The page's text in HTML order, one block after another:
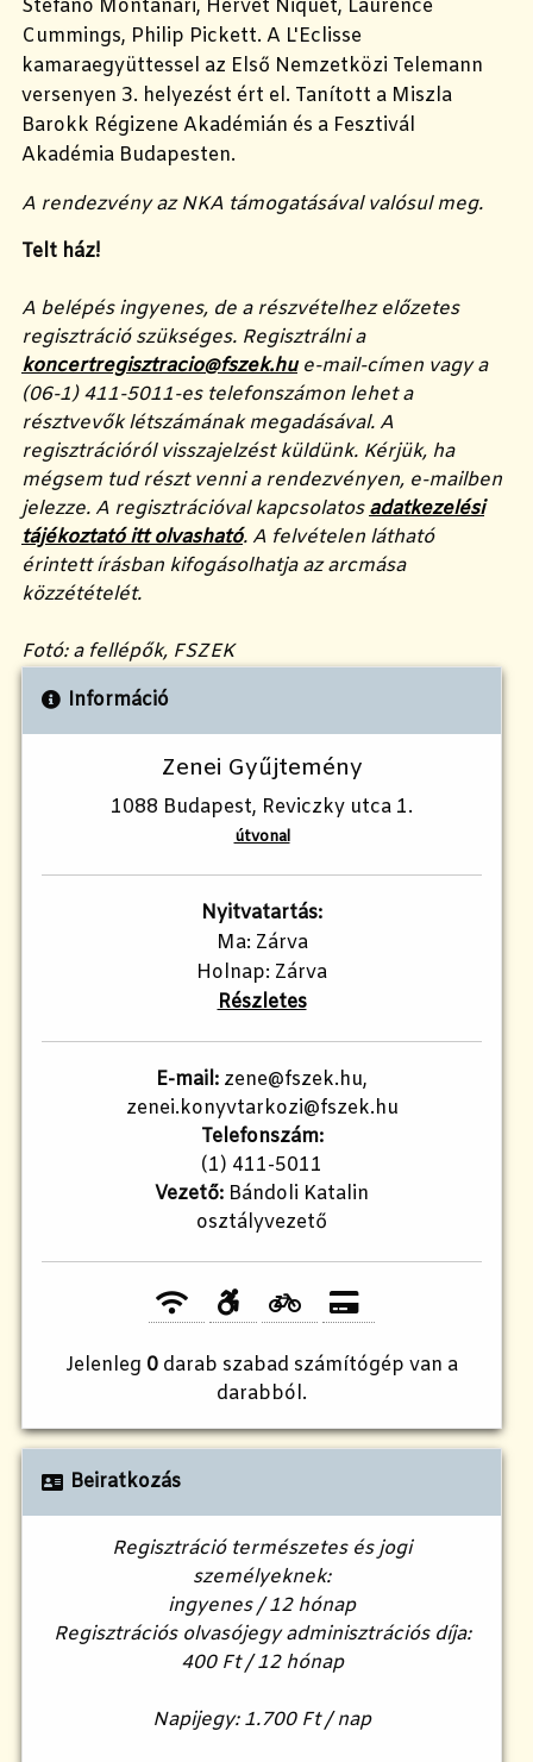
Stefano Montanari, Hervét Niquet, Laurence
Cummings, Philip Pickett. A L'Eclisse
kamaraegyüttessel az Első Nemzetközi Telemann
versenyen 3. helyezést ért el. Tanított a Miszla
Barokk Régizene Akadémián és a Fesztivál
Akadémia Budapesten.
A rendezvény az NKA támogatásával valósul meg.
Telt ház!
A belépés ingyenes, de a részvételhez előzetes
regisztráció szükséges. Regisztrálni a
koncertregisztracio@fszek.hue-mail-címen vagy a
(06-1) 411-5011-es telefonszámon lehet a
résztvevők létszámának megadásával. A
regisztrációról visszajelzést küldünk. Kérjük, ha
mégsem tud részt venni a rendezvényen, e-mailben
jelezze. A regisztrációval kapcsolatosadatkezelési
tájékoztató itt olvasható. A felvételen látható
érintett írásban kifogásolhatja az arcmása
közzétételét.
Fotó: a fellépők, FSZEK
Információ
Zenei Gyűjtemény
1088 Budapest, Reviczky utca 1.
útvonal
Nyitvatartás:
Ma: Zárva
Holnap: Zárva
Részletes
E-mail: zene@fszek.hu,
zenei.konyvtarkozi@fszek.hu
Telefonszám:
(1) 411-5011
Vezető: Bándoli Katalin
osztályvezető
Jelenleg 0 darab szabad számítógép van a
darabból.
Beiratkozás
Regisztráció természetes és jogi
személyeknek:
ingyenes / 12 hónap
Regisztrációs olvasójegy adminisztrációs díja:
400 Ft / 12 hónap
Napijegy: 1.700 Ft / nap